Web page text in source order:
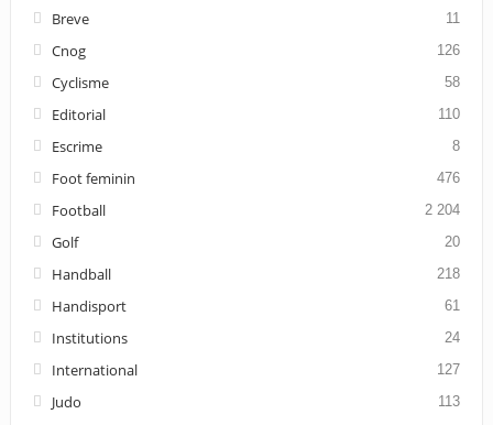
Breve 11
Cnog 126
Cyclisme 58
Editorial 110
Escrime 8
Foot feminin 476
Football 2 204
Golf 20
Handball 218
Handisport 61
Institutions 24
International 127
Judo 113